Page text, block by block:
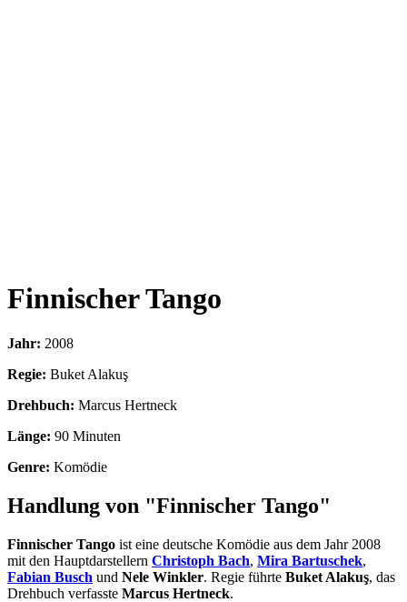
Finnischer Tango
Jahr: 2008
Regie: Buket Alakuş
Drehbuch: Marcus Hertneck
Länge: 90 Minuten
Genre: Komödie
Handlung von "Finnischer Tango"
Finnischer Tango ist eine deutsche Komödie aus dem Jahr 2008
mit den Hauptdarstellern Christoph Bach, Mira Bartuschek,
Fabian Busch und Nele Winkler. Regie führte Buket Alakuş, das
Drehbuch verfasste Marcus Hertneck.